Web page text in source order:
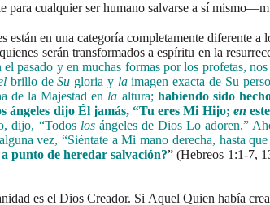
para cualquier ser humano salvarse a sí
en una categoría completamente diferente
serán transformados a espíritu en la
pasado y en muchas formas por los profetas,
brillo deSu gloria y laimagen exacta de Su
de la Majestad en la altura; habiendo sido
ángeles dijo Él jamás, “Tu eres Mi Hijo; en
dijo, “Todos losángeles de Dios Lo adoren.”
vez, “Siéntate a Mi mano derecha, hasta que
punto de heredar salvación?” (Hebreos 1:1-7,
es el Dios Creador. Si Aquel Quien había